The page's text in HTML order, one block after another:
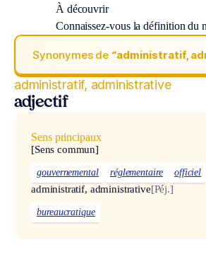
À découvrir
Connaissez-vous la définition du
Synonymes de “administratif,
administratif, administrative
adjectif
Sens principaux
[Sens commun]
gouvernemental réglementaire officiel
administratif, administrative[Péj.]
bureaucratique